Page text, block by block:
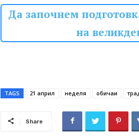
Да започнем
на
TAGS 21 април неделя обичаи
Share